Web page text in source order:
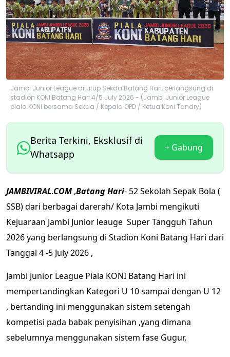
Jambi Junior League ditutup Sekda Batang Hari, berlangsung di
stadion KONI Batang Hari 4/5 July 2026 - (Jambi Junior League
piala KONI bersama Sekda / Kepala OPD / Ketua Koni Tandry)
Berita Terkini, Eksklusif di
Whatsapp
+ Gabung
JAMBIVIRAL.COM ,BatangHari- 52 Sekolah Sepak Bola (
SSB) dari berbagai darerah/ Kota Jambi mengikuti
Kejuaraan Jambi Junior leauge Super Tangguh Tahun
2026 yang berlangsung di Stadion Koni Batang Hari dari
Tanggal 4 -5 July 2026 ,
Jambi Junior League Piala KONI Batang Hari ini
mempertandingkan Kategori U 10 sampai dengan U 12
, bertanding ini menggunakan sistem setengah
kompetisi pada babak penyisihan ,yang dimana
sebelumnya menggunakan sistem fase Gugur,